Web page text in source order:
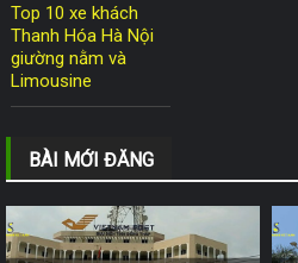
Top 10 xe khách
Thanh Hóa Hà Nội
giường nằm và
Limousine
BÀI MỚI ĐĂNG